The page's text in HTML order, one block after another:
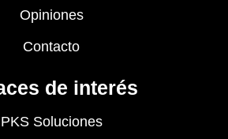
Opiniones
Contacto
de interés
PKS Soluciones